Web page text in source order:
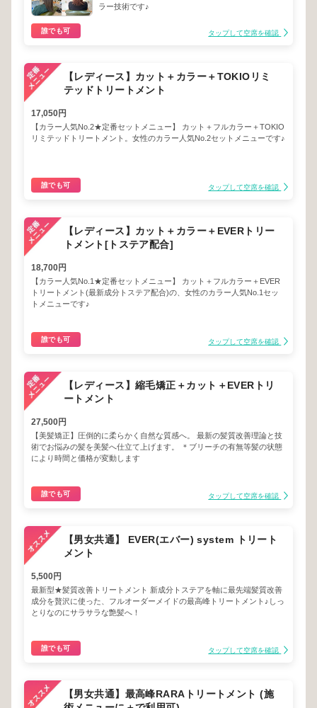
ラー技術です♪
誰でも可 タップして空席を確認
【レディース】カット＋カラー＋TOKIOリミ
テッドトリートメント
17,050円
【カラー人気No.2★定番セットメニュー】 カット＋フルカラー＋TOKIO
リミテッドトリートメント。女性のカラー人気No.2セットメニューです♪
誰でも可 タップして空席を確認
【レディース】カット＋カラー＋EVERトリー
トメント[トステア配合]
18,700円
【カラー人気No.1★定番セットメニュー】 カット＋フルカラー＋EVER
トリートメント(最新成分トステア配合)の、女性のカラー人気No.1セッ
トメニューです♪
誰でも可 タップして空席を確認
【レディース】縮毛矯正＋カット＋EVERトリ
ートメント
27,500円
【美髪矯正】圧倒的に柔らかく自然な質感へ。 最新の髪質改善理論と技
術でお悩みの髪を美髪へ仕立て上げます。 ＊ブリーチの有無等髪の状態
により時間と価格が変動します
誰でも可 タップして空席を確認
【男女共通】 EVER(エバー) system トリート
メント
5,500円
最新型★髪質改善トリートメント 新成分トステアを軸に最先端髪質改善
成分を贅沢に使った、フルオーダーメイドの最高峰トリートメント♪しっ
とりなのにサラサラな艶髪へ！
誰でも可 タップして空席を確認
【男女共通】最高峰RARAトリートメント (施